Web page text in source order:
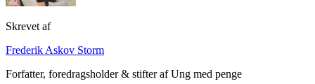
Skrevet af
Frederik Askov Storm
Forfatter, foredragsholder & stifter af Ung med penge